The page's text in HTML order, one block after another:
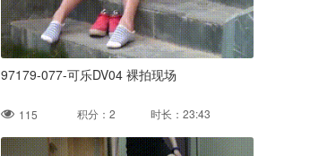
97179-077-可乐DV04 裸拍现场
115 积分：2 时长：23:43